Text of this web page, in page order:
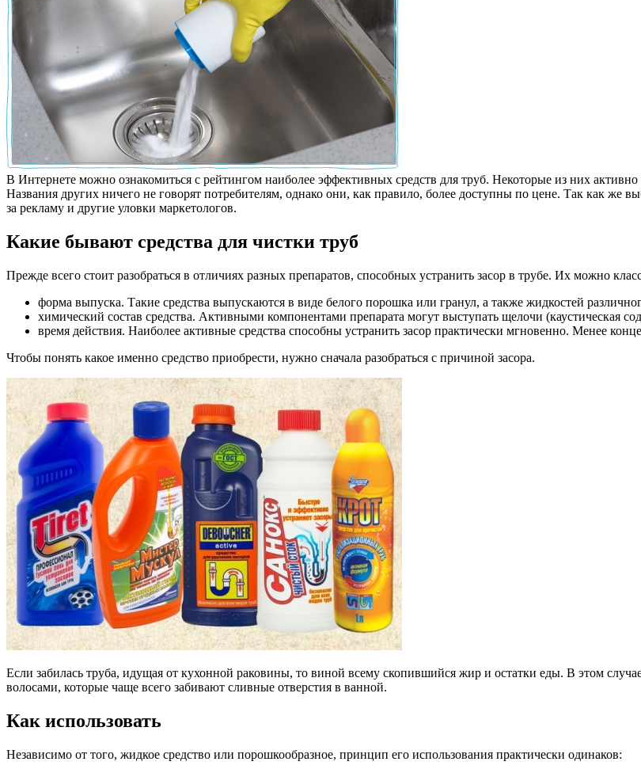
В Интернете можно ознакомиться с рейтингом наиболее эффективных средств для труб. Некоторые из них
Названия других ничего не говорят потребителям, однако они, как правило, более доступны по цене. Так как же
за рекламу и другие уловки маркетологов.
Какие бывают средства для чистки труб
Прежде всего стоит разобраться в отличиях разных препаратов, способных устранить засор в трубе. Их можно
форма выпуска. Такие средства выпускаются в виде белого порошка или гранул, а также жидкостей
химический состав средства. Активными компонентами препарата могут выступать щелочи (каустическая
время действия. Наиболее активные средства способны устранить засор практически мгновенно. Менее
Чтобы понять какое именно средство приобрести, нужно сначала разобраться с причиной засора.
Если забилась труба, идущая от кухонной раковины, то виной всему скопившийся жир и остатки еды. В этом
волосами, которые чаще всего забивают сливные отверстия в ванной.
Как использовать
Независимо от того, жидкое средство или порошкообразное, принцип его использования практически одинаков: